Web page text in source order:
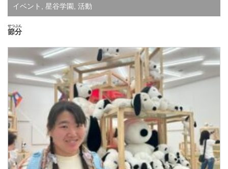
イベント 星谷学園 活動
節分
せつぶん